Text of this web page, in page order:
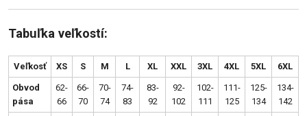
Tabuľka veľkostí:
Veľkosť XS S M L XL XXL 3XL 4XL 5XL 6XL
Obvod
pása
62-
66
66-
70
70-
74
74-
83
83-
92
92-
102
102-
111
111-
125
125-
134
134-
142